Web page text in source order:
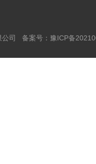
公司 备案号： 豫ICP备